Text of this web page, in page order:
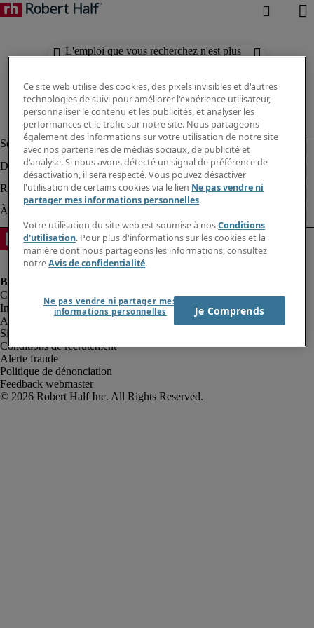
L'emploi que vous recherchez n'est plus
Informations sur la société
Avis de confidentialité
Site web et cookies
Conditions de recrutement
Alerte fraude
Politique de dénonciation
Feedback webmaster
Ce site web utilise des cookies, des pixels invisibles et d'autres
technologies de suivi pour améliorer l'expérience utilisateur,
personnaliser le contenu et les publicités, et analyser les
performances et le trafic sur notre site. Nous partageons
également des informations sur votre utilisation de notre site
avec nos partenaires de médias sociaux, de publicité et
d'analyse. Si nous avons détecté un signal de préférence de
désactivation, il sera respecté. Vous pouvez désactiver
l'utilisation de certains cookies via le lien Ne pas vendre ni
partager mes informations personnelles.
Votre utilisation du site web est soumise à nosConditions
d'utilisation. Pour plus d'informations sur les cookies et la
manière dont nous partageons les informations, consultez
notreAvis de confidentialité.
Ne pas vendre ni partager mes
informations personnelles
Je Comprends